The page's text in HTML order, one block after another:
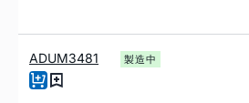
ADUM3481 製造中